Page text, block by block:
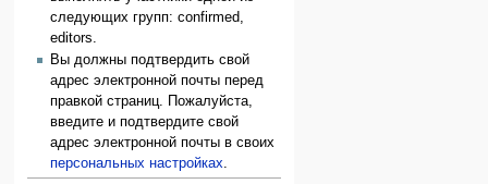
следующих групп: confirmed,
editors.
Вы должны подтвердить свой
адрес электронной почты перед
правкой страниц. Пожалуйста,
введите и подтвердите свой
адрес электронной почты в своих
персональных настройках.